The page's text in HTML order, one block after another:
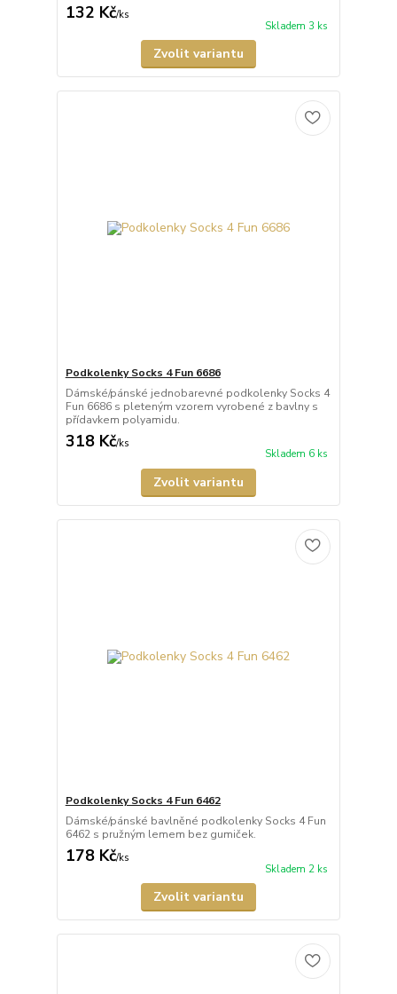
132 Kč/ks
Skladem 3 ks
Zvolit variantu
Podkolenky Socks 4 Fun 6686
Dámské/pánské jednobarevné podkolenky Socks 4
Fun 6686 s pleteným vzorem vyrobené z bavlny s
přídavkem polyamidu.
318 Kč/ks
Skladem 6 ks
Zvolit variantu
Podkolenky Socks 4 Fun 6462
Dámské/pánské bavlněné podkolenky Socks 4 Fun
6462 s pružným lemem bez gumiček.
178 Kč/ks
Skladem 2 ks
Zvolit variantu